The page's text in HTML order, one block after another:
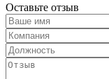
Оставьте отзыв